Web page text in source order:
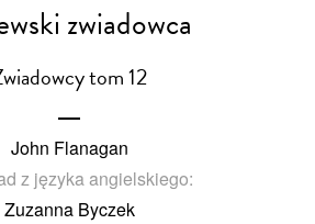
zwiadowca
tom 12
John Flanagan
z języka angielskiego:
Zuzanna Byczek